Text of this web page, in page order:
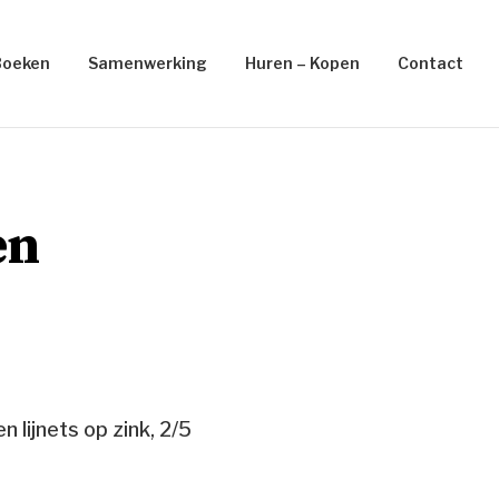
Samenwerking Huren – Kopen Contact
lijnets op zink, 2/5